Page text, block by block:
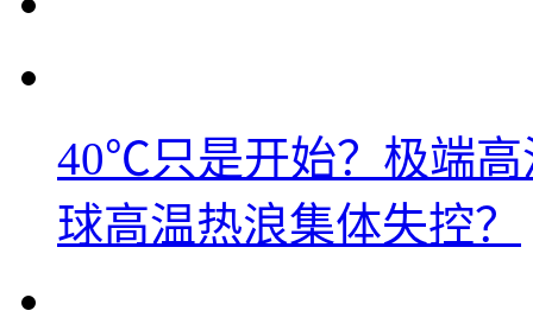
40℃只是开始？极端
球高温热浪集体失控？